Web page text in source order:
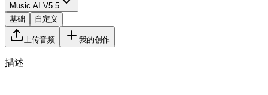
Music AI V5.5
基础
自定义
上传音频 我的创作
描述